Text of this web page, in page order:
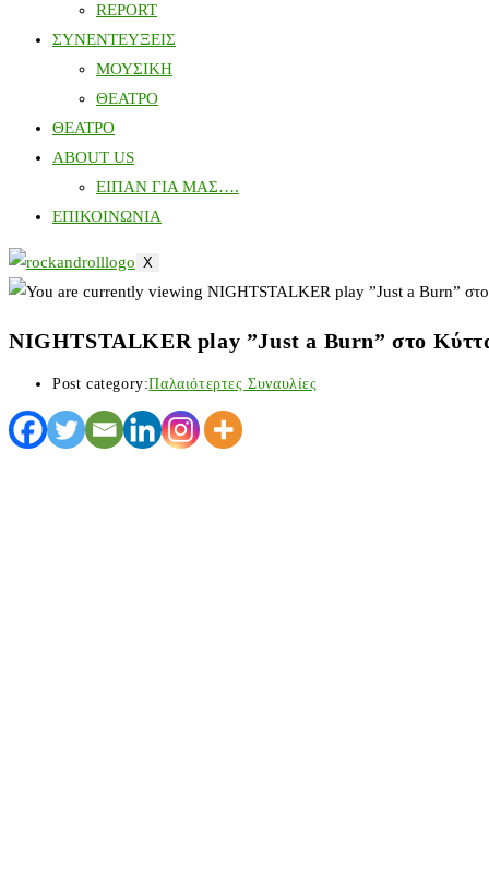
REPORT
ΣΥΝΕΝΤΕΥΞΕΙΣ
ΜΟΥΣΙΚΗ
ΘΕΑΤΡΟ
ΘΕΑΤΡΟ
ABOUT US
ΕΙΠΑΝ ΓΙΑ ΜΑΣ….
ΕΠΙΚΟΙΝΩΝΙΑ
X
NIGHTSTALKER play ”Just a Burn” στο
Post category:Παλαιότερτες Συναυλίες